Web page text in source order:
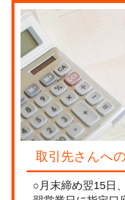
取引先さんへ
○月末締め翌15日